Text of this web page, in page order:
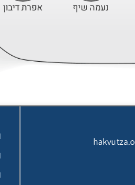
נעמה שיף אפרת דיבון